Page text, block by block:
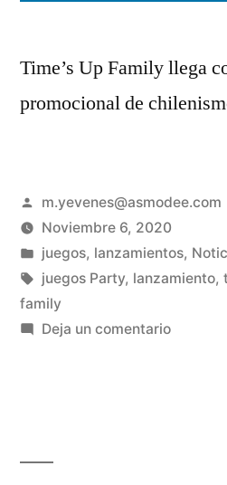
Time’s Up Family llega
promocional de
m.yevenes@asmodee.com
Noviembre 6, 2020
juegos, lanzamientos,
juegos Party, lanzamiento,
family
Deja un comentario